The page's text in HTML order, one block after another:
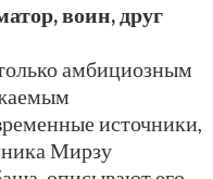
воин, друг
амбициозным
источники,
Мирзу